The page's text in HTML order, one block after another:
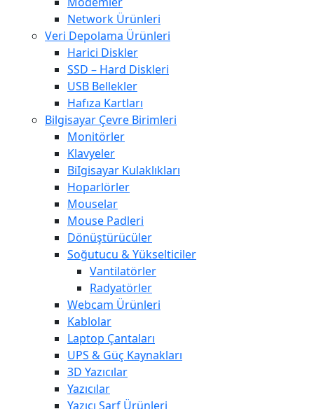
Network Ürünleri
Veri Depolama Ürünleri
Harici Diskler
SSD – Hard Diskleri
USB Bellekler
Hafıza Kartları
Bilgisayar Çevre Birimleri
Monitörler
Klavyeler
BiIgisayar Kulaklıkları
Hoparlörler
Mouselar
Mouse Padleri
Dönüştürücüler
Soğutucu & Yükselticiler
Vantilatörler
Radyatörler
Webcam Ürünleri
Kablolar
Laptop Çantaları
UPS & Güç Kaynakları
3D Yazıcılar
Yazıcılar
Yazıcı Sarf Ürünleri